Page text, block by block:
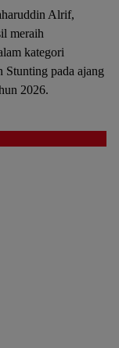
Alrif,
meraih
kategori
Stunting pada ajang
2026.